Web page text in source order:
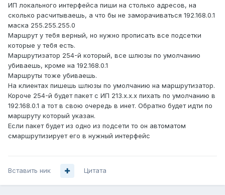
ИП локального интерфейса пиши на столько адресов, на
сколько расчитываешь, а что бы не заморачиваться 192.168.0.1
маска 255.255.255.0
Маршрут у тебя верный, но нужно прописать все подсетки
которые у тебя есть.
Маршрутизатор 254-й который, все шлюзы по умолчанию
убиваешь, кроме на 192.168.0.1
Маршруты тоже убиваешь.
На клиентах пишешь шлюзы по умолчанию на маршрутизатор.
Короче 254-й будет пакет с ИП 213.х.х.х пихать по умолчанию в
192.168.0.1 а тот в свою очередь в инет. Обратно будет идти по
маршруту который указан.
Если пакет будет из одно из подсети то он автоматом
смаршрутизирует его в нужный интерфейс
Вставить ник Цитата